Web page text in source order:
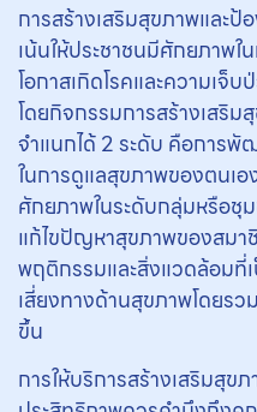
การสร้างเสริมสุขภาพและ
เน้นให้ประชาชนมีศักยภาพ
โอกาสเกิดโรคและความเ
โดยกิจกรรมการสร้างเสริม
จำแนกได้ 2 ระดับ คือการพั
ในการดูแลสุขภาพของตนเอ
ศักยภาพในระดับกลุ่มหรือชุ
แก้ไขปัญหาสุขภาพของสมา
พฤติกรรมและสิ่งแวดล้อมที่
เสี่ยงทางด้านสุขภาพโดยรว
ขึ้น
การให้บริการสร้างเสริมสุข